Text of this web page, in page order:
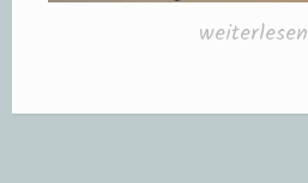
„Penny
Karte
weiterlesen